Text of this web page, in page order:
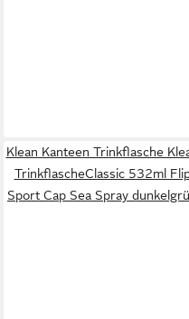
Klean Kanteen Trinkflasche
TrinkflascheClassic 532ml
Sport Cap Sea Spray